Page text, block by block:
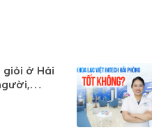
giỏi ở Hải